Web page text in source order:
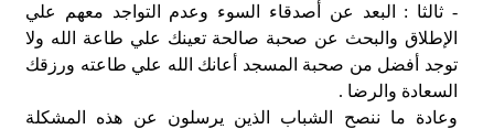
- ثالثا : البعد عن أصدقاء السوء وعدم التواجد معهم علي
الإطلاق والبحث عن صحبة صالحة تعينك علي طاعة الله ولا
توجد أفضل من صحبة المسجد أعانك الله علي طاعته ورزقك
السعادة والرضا .
وعادة ما ننصح الشباب الذين يرسلون عن هذه المشكلة